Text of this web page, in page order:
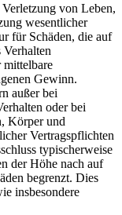
von Leben,
wesentlicher
für Schäden, die auf
Verhalten
Gewinn.
außer bei
oder bei
Körper und
Vertragspflichten
typischerweise
der Höhe nach auf
begrenzt. Dies
insbesondere